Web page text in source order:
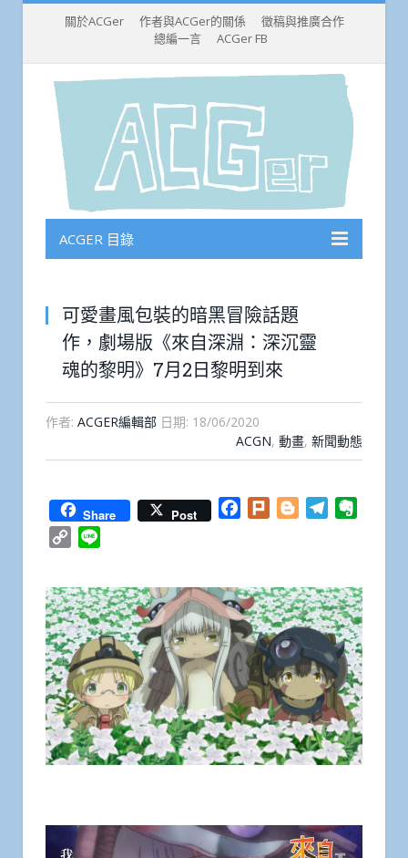
關於ACGer 作者與ACGer的關係
徵稿與推廣合作
總編一言
ACGer FB
ACGER 目錄
可愛畫風包裝的暗黑冒險話題
作，劇場版《來自深淵：深沉靈
魂的黎明》7月2日黎明到來
作者: ACGER編輯部 日期: 18/06/2020
ACGN, 動畫, 新聞動態
Share Post Facebook
Plurk BloggerTelegram
Copy